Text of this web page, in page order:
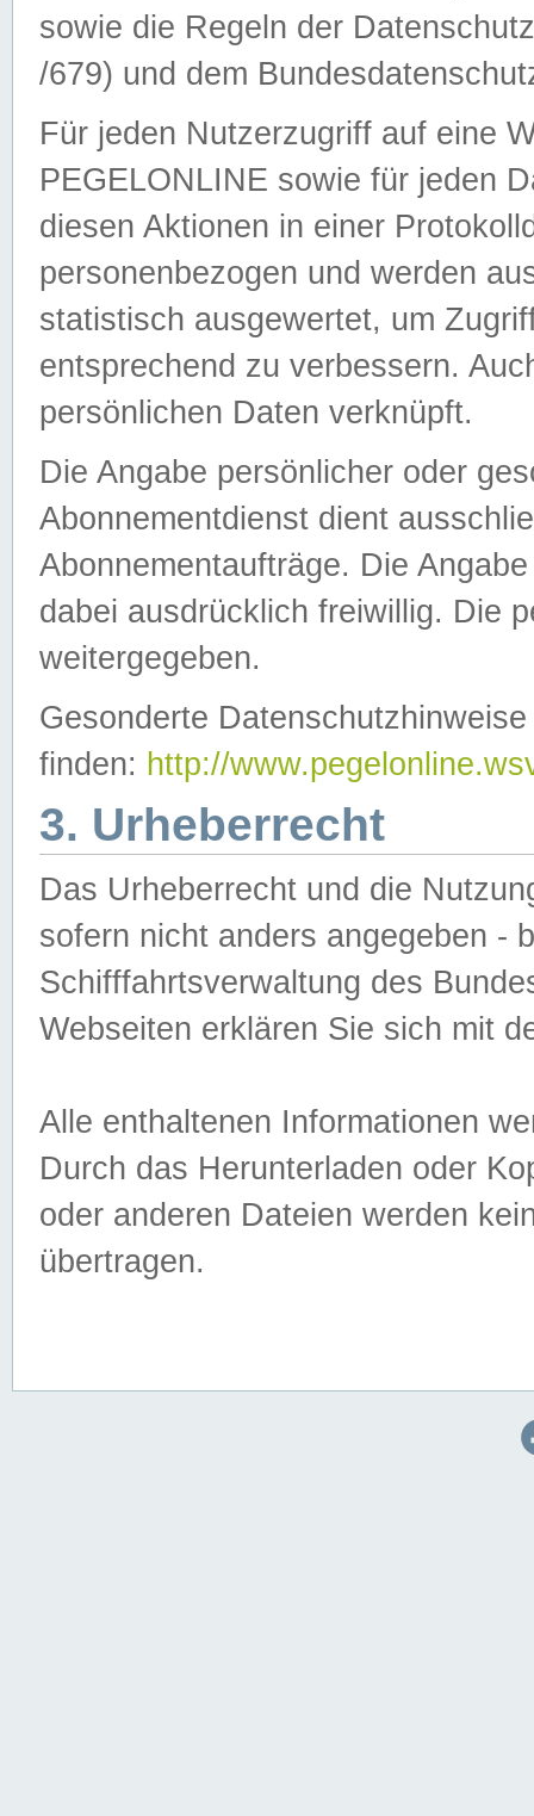
sowie die Regeln der
/679) und dem
Für jeden Nutzerzugriff auf eine
PEGELONLINE sowie für jeden
diesen Aktionen in einer
personenbezogen und werden
statistisch ausgewertet, um
entsprechend zu verbessern.
persönlichen Daten verknüpft.
Die Angabe persönlicher oder
Abonnementdienst dient
Abonnementaufträge. Die
dabei ausdrücklich freiwillig. Die
weitergegeben.
Gesonderte
finden: http://
3. Urheberrecht
Das Urheberrecht und die
sofern nicht anders angegeben -
Schifffahrtsverwaltung des
Webseiten erklären Sie sich mit
Alle enthaltenen Informationen
Durch das Herunterladen oder
oder anderen Dateien werden
übertragen.